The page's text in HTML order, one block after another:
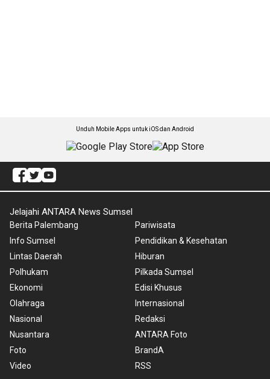
Unduh Mobile Apps untuk iOS dan Android
Jelajahi ANTARA News Sumsel
Berita Palembang
Info Sumsel
Lintas Daerah
Polhukam
Ekonomi
Olahraga
Nasional
Nusantara
Foto
Video
Pariwisata
Pendidikan & Kesehatan
Hiburan
Pilkada Sumsel
Edisi Khusus
Internasional
Redaksi
ANTARA Foto
BrandA
RSS